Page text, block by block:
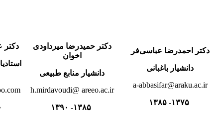
دکتر احمدرضا عباسی‌فر
دانشیار باغبانی
a-abbasifar@araku.ac.ir
۱۳۷۵- ۱۳۸۵
دکتر حمیدرضا میرداودی
اخوان
دانشیار منابع طبیعی
h.mirdavoudi@ areeo.ac.ir
۱۳۸۵- ۱۳۹۰
دکتر